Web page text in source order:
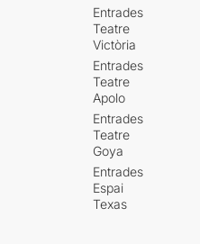
Entrades
Teatre
Victòria
Entrades
Teatre
Apolo
Entrades
Teatre
Goya
Entrades
Espai
Texas